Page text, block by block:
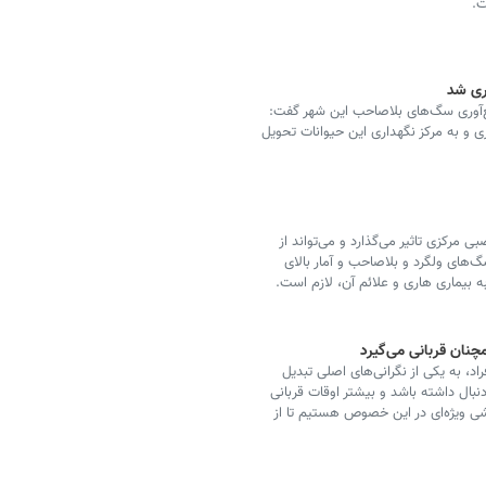
سگ‌های بلاصاحب این شهر گفت:
جمع‌آوری و به مرکز نگهداری این حیوانات تحویل
مرکزی تاثیر می‌گذارد و می‌تواند از
ولگرد و بلاصاحب و آمار بالای
بیماری هاری و علائم آن، لازم است.
قربانی می‌گیرد
یکی از نگرانی‌های اصلی تبدیل
داشته باشد و بیشتر اوقات قربانی
ویژه‌ای در این خصوص هستیم تا از